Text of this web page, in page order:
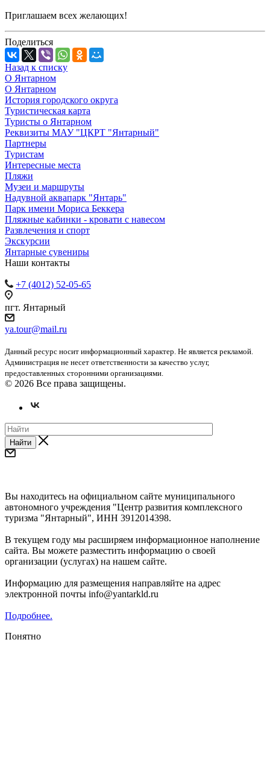
Приглашаем всех желающих!
Поделиться
Назад к списку
О Янтарном
О Янтарном
История городского округа
Туристическая карта
Туристы о Янтарном
Реквизиты МАУ "ЦКРТ "Янтарный"
Партнеры
Туристам
Интересные места
Пляжи
Музеи и маршруты
Надувной аквапарк "Янтарь"
Парк имени Мориса Беккера
Пляжные кабинки - кровати с навесом
Развлечения и спорт
Экскурсии
Янтарные сувениры
Наши контакты
+7 (4012) 52-05-65
пгт. Янтарный
ya.tour@mail.ru
Данный ресурс носит информационный характер. Не является рекламой.
Администрация не несет ответственности за качество услуг,
предоставленных сторонними организациями.
© 2026 Все права защищены.
Найти
Вы находитесь на официальном сайте муниципального
автономного учреждения "Центр развития комплексного
туризма "Янтарный", ИНН 3912014398.
В текущем году мы расширяем информационное наполнение
сайта. Вы можете разместить информацию о своей
организации (услугах) на нашем сайте.
Информацию для размещения направляйте на адрес
электронной почты info@yantarkld.ru
Подробнее.
Понятно